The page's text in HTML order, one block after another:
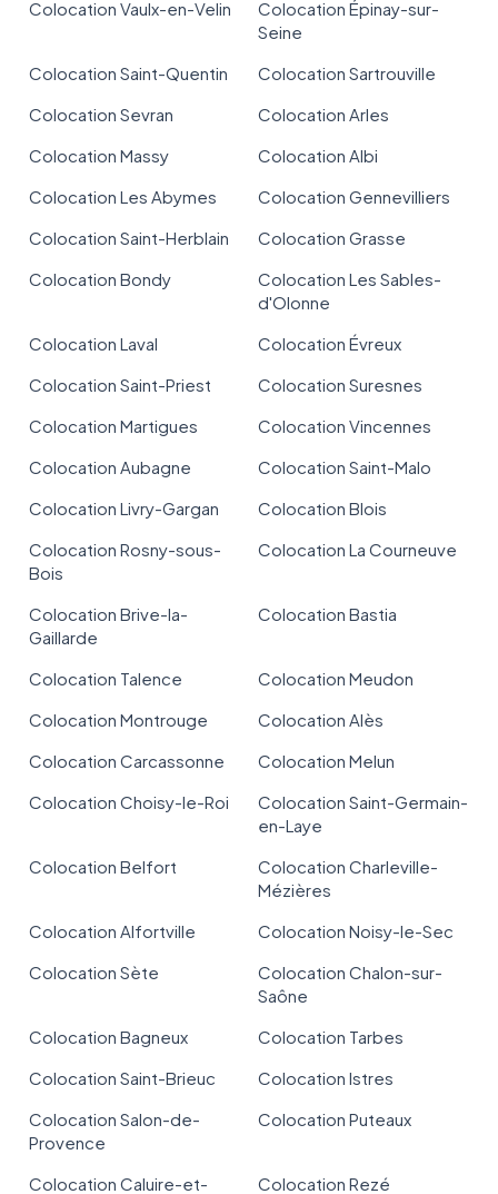
Colocation Vaulx-en-Velin
Colocation Épinay-sur-
Seine
Colocation Saint-Quentin
Colocation Sartrouville
Colocation Sevran
Colocation Arles
Colocation Massy
Colocation Albi
Colocation Les Abymes
Colocation Gennevilliers
Colocation Saint-Herblain
Colocation Grasse
Colocation Bondy
Colocation Les Sables-
d'Olonne
Colocation Laval
Colocation Évreux
Colocation Saint-Priest
Colocation Suresnes
Colocation Martigues
Colocation Vincennes
Colocation Aubagne
Colocation Saint-Malo
Colocation Livry-Gargan
Colocation Blois
Colocation Rosny-sous-
Bois
Colocation La Courneuve
Colocation Brive-la-
Gaillarde
Colocation Bastia
Colocation Talence
Colocation Meudon
Colocation Montrouge
Colocation Alès
Colocation Carcassonne
Colocation Melun
Colocation Choisy-le-Roi
Colocation Saint-Germain-
en-Laye
Colocation Belfort
Colocation Charleville-
Mézières
Colocation Alfortville
Colocation Noisy-le-Sec
Colocation Sète
Colocation Chalon-sur-
Saône
Colocation Bagneux
Colocation Tarbes
Colocation Saint-Brieuc
Colocation Istres
Colocation Salon-de-
Provence
Colocation Puteaux
Colocation Caluire-et-
Colocation Rezé